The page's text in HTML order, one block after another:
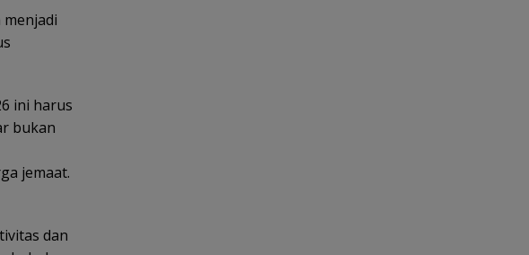
ini harus
bukan
jemaat.
dan